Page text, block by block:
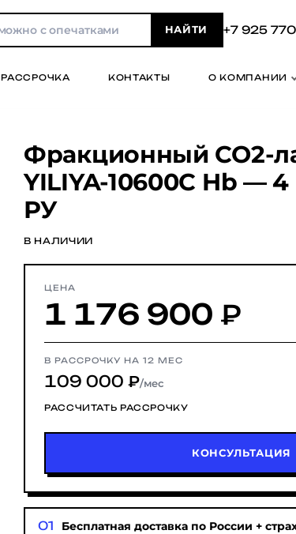
НАЙТИ +7 925
РАССРОЧКА КОНТАКТЫ О КОМПАНИИ
Фракционный CO2-
YILIYA-10600C Hb —
РУ
В НАЛИЧИИ
ЦЕНА
1 176 900 ₽
В РАССРОЧКУ НА 12 МЕС
109 000 ₽/мес
РАССЧИТАТЬ РАССРОЧКУ
КОНСУЛЬТАЦИЯ
Бесплатная доставка по России +